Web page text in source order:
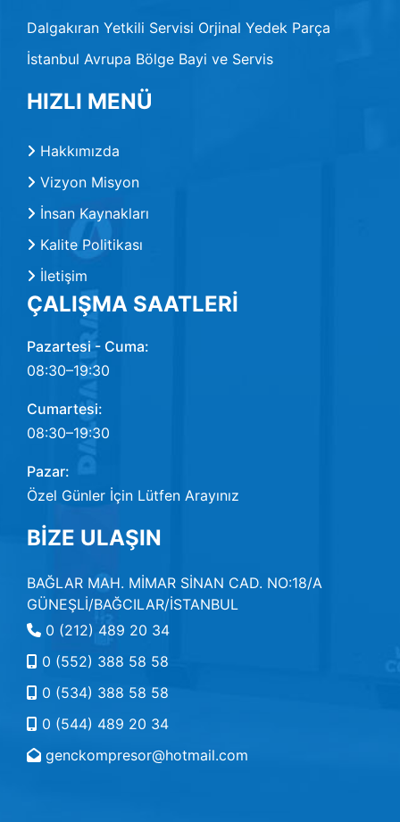
Dalgakıran Yetkili Servisi Orjinal Yedek Parça
İstanbul Avrupa Bölge Bayi ve Servis
HIZLI MENÜ
Hakkımızda
Vizyon Misyon
İnsan Kaynakları
Kalite Politikası
İletişim
ÇALIŞMA SAATLERİ
Pazartesi - Cuma:
08:30–19:30
Cumartesi:
08:30–19:30
Pazar:
Özel Günler İçin Lütfen Arayınız
BİZE ULAŞIN
BAĞLAR MAH. MİMAR SİNAN CAD. NO:18/A
GÜNEŞLİ/BAĞCILAR/İSTANBUL
0 (212) 489 20 34
0 (552) 388 58 58
0 (534) 388 58 58
0 (544) 489 20 34
genckompresor@hotmail.com